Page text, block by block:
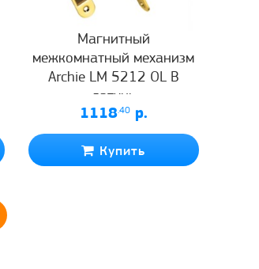
Магнитный
межкомнатный механизм
Archie LM 5212 OL B
латунь
1118.40р.
Купить